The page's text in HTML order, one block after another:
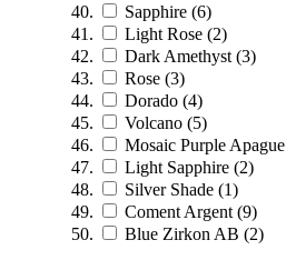
Sapphire (6)
Light Rose (2)
Dark Amethyst (3)
Rose (3)
Dorado (4)
Volcano (5)
Mosaic Purple Apague
Light Sapphire (2)
Silver Shade (1)
Coment Argent (9)
Blue Zirkon AB (2)